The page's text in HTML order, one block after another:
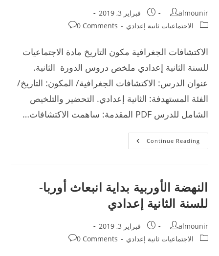
Post
author:
almounir
Post
published:
فبراير 3, 2019
Post
الاجتماعيات ثانية إعدادي
Post
0 Comments
الاكتشافات الجغرافية مكون التاريخ مادة الاجتماعيات
للسنة الثانية إعدادي ملخص دروس الدورة الثانية.
عنوان الدرس: الاكتشافات الجغرافية/ المكون: التاريخ/
الفئة المستهدفة: الثانية إعدادي. التحضير والتلخيص
الشامل للدرس PDF المقدمة: ساهمت الاكتشافات…
Continue Readingالاكتشافات
الجغرافية
النهضة الأوربية بداية انبعاث أوربا-
للسنة الثانية إعدادي
Post
author:
almounir
Post
published:
فبراير 3, 2019
Post
الاجتماعيات ثانية إعدادي
Post
0 Comments